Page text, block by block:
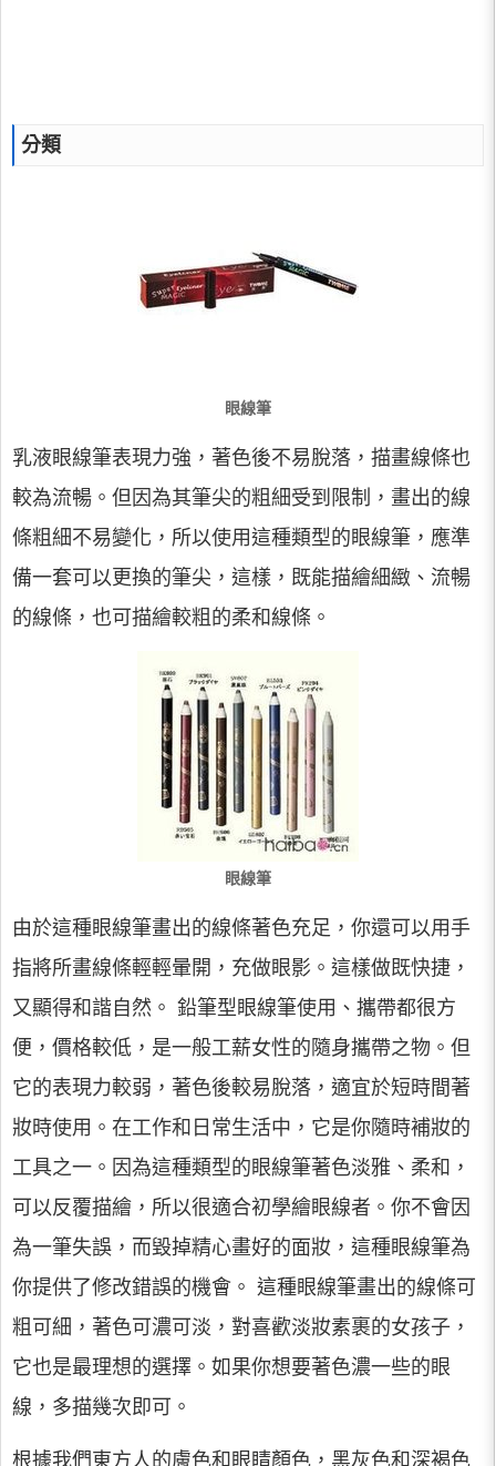
分類
眼線筆
乳液眼線筆表現力強，著色後不易脫落，描畫線條也
較為流暢。但因為其筆尖的粗細受到限制，畫出的線
條粗細不易變化，所以使用這種類型的眼線筆，應準
備一套可以更換的筆尖，這樣，既能描繪細緻、流暢
的線條，也可描繪較粗的柔和線條。
眼線筆
由於這種眼線筆畫出的線條著色充足，你還可以用手
指將所畫線條輕輕暈開，充做眼影。這樣做既快捷，
又顯得和諧自然。 鉛筆型眼線筆使用、攜帶都很方
便，價格較低，是一般工薪女性的隨身攜帶之物。但
它的表現力較弱，著色後較易脫落，適宜於短時間著
妝時使用。在工作和日常生活中，它是你隨時補妝的
工具之一。因為這種類型的眼線筆著色淡雅、柔和，
可以反覆描繪，所以很適合初學繪眼線者。你不會因
為一筆失誤，而毀掉精心畫好的面妝，這種眼線筆為
你提供了修改錯誤的機會。 這種眼線筆畫出的線條可
粗可細，著色可濃可淡，對喜歡淡妝素裹的女孩子，
它也是最理想的選擇。如果你想要著色濃一些的眼
線，多描幾次即可。
根據我們東方人的膚色和眼睛顏色，黑灰色和深褐色